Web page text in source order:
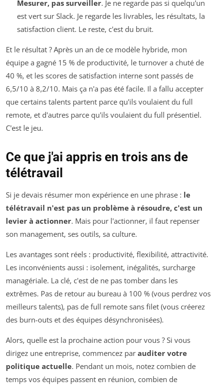
Mesurer, pas surveiller. Je ne regarde pas si quelqu'un
est vert sur Slack. Je regarde les livrables, les résultats, la
satisfaction client. Le reste, c'est du bruit.
Et le résultat ? Après un an de ce modèle hybride, mon
équipe a gagné 15 % de productivité, le turnover a chuté de
40 %, et les scores de satisfaction interne sont passés de
6,5/10 à 8,2/10. Mais ça n'a pas été facile. Il a fallu accepter
que certains talents partent parce qu'ils voulaient du full
remote, et d'autres parce qu'ils voulaient du full présentiel.
C'est le jeu.
Ce que j'ai appris en trois ans de
télétravail
Si je devais résumer mon expérience en une phrase : le
télétravail n'est pas un problème à résoudre, c'est un
levier à actionner. Mais pour l'actionner, il faut repenser
son management, ses outils, sa culture.
Les avantages sont réels : productivité, flexibilité, attractivité.
Les inconvénients aussi : isolement, inégalités, surcharge
managériale. La clé, c'est de ne pas tomber dans les
extrêmes. Pas de retour au bureau à 100 % (vous perdrez vos
meilleurs talents), pas de full remote sans filet (vous créerez
des burn-outs et des équipes désynchronisées).
Alors, quelle est la prochaine action pour vous ? Si vous
dirigez une entreprise, commencez par auditer votre
politique actuelle. Pendant un mois, notez combien de
temps vos équipes passent en réunion, combien de